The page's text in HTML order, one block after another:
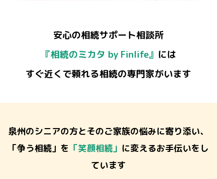
安心の相続サポート相談所
『相続のミカタ by Finlife』 には
すぐ近くで頼れる相続の専門家がいます
泉州のシニアの方とそのご家族の悩みに寄り添い、
「争う相続」 を 「笑顔相続」 に変えるお手伝いをし
ています